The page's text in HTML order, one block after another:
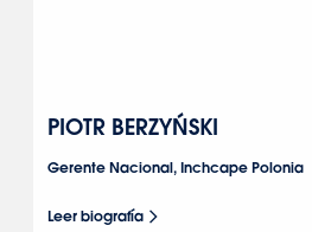
PIOTR BERZYŃSKI
Gerente Nacional, Inchcape Polonia
Leer biografía